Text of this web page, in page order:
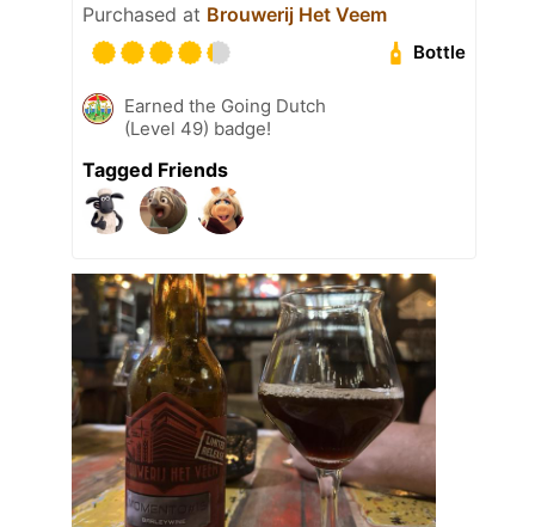
Purchased at Brouwerij Het Veem
Bottle
Earned the Going Dutch
(Level 49) badge!
Tagged Friends